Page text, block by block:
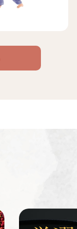
豆・粉
福袋